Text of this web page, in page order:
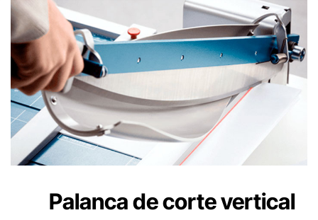
Palanca de corte vertical